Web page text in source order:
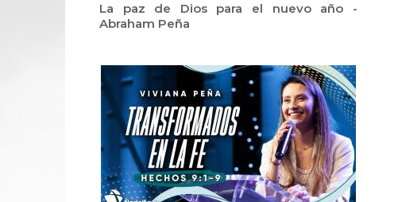
La paz de Dios para el nuevo año -
Abraham Peña